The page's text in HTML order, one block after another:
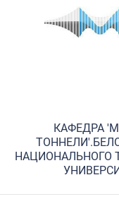
КАФЕДРА
НАЦИОНАЛЬНОГО